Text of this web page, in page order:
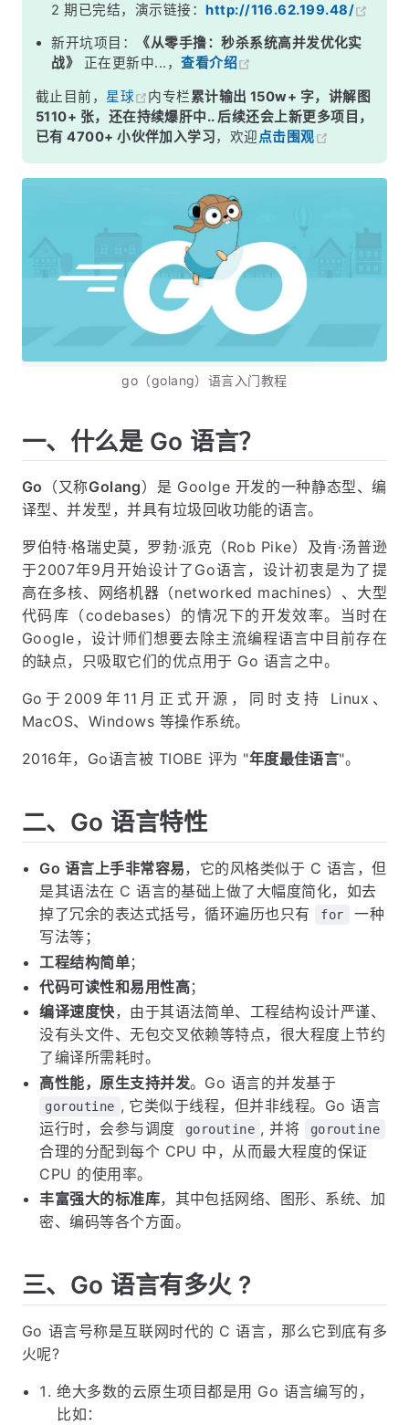
2 期已完结，演示链接：http://116.62.199.48/
新开坑项目：
《从零手撸：秒杀系统高并发优化实
战》
正在更新中...，查看介绍
截止目前， 星球 内专栏累计输出 150w+ 字，讲解图
5110+ 张，还在持续爆肝中.. 后续还会上新更多项目，
已有 4700+ 小伙伴加入学习，欢迎点击围观
go（golang）语言入门教程
一、什么是 Go 语言？
Go （又称Golang）是 Goolge 开发的一种静态型、编
译型、并发型，并具有垃圾回收功能的语言。
罗伯特·格瑞史莫，罗勃·派克（Rob Pike）及肯·汤普逊
于2007年9月开始设计了Go语言，设计初衷是为了提
高在多核、网络机器（networked machines）、大型
代码库（codebases）的情况下的开发效率。当时在
Google，设计师们想要去除主流编程语言中目前存在
的缺点，只吸取它们的优点用于 Go 语言之中。
Go于2009年11月正式开源，同时支持 Linux、
MacOS、Windows 等操作系统。
2016年，Go语言被 TIOBE 评为 "年度最佳语言"。
二、Go 语言特性
Go 语言上手非常容易，它的风格类似于 C 语言，但
是其语法在 C 语言的基础上做了大幅度简化，如去
掉了冗余的表达式括号，循环遍历也只有
for
一种
写法等；
工程结构简单；
代码可读性和易用性高；
编译速度快，由于其语法简单、工程结构设计严谨、
没有头文件、无包交叉依赖等特点，很大程度上节约
了编译所需耗时。
高性能，原生支持并发。Go 语言的并发基于
goroutine , 它类似于线程，但并非线程。Go 语言
运行时，会参与调度
goroutine , 并将 goroutine
合理的分配到每个 CPU 中，从而最大程度的保证
CPU 的使用率。
丰富强大的标准库，其中包括网络、图形、系统、加
密、编码等各个方面。
三、Go 语言有多火 ?
Go 语言号称是互联网时代的 C 语言，那么它到底有多
火呢?
绝大多数的云原生项目都是用 Go 语言编写的，
比如：